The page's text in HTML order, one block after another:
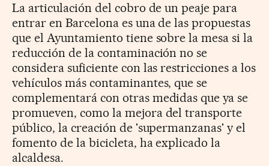
La articulación del cobro de un peaje para
entrar en Barcelona es una de las propuestas
que el Ayuntamiento tiene sobre la mesa si la
reducción de la contaminación no se
considera suficiente con las restricciones a los
vehículos más contaminantes, que se
complementará con otras medidas que ya se
promueven, como la mejora del transporte
público, la creación de 'supermanzanas' y el
fomento de la bicicleta, ha explicado la
alcaldesa.